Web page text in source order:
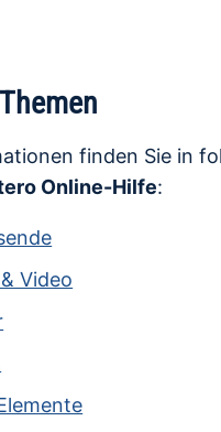
finden Sie in
Online-Hilfe:
Video